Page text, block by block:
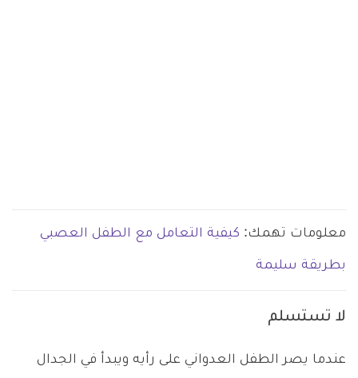
معلومات تهمك: كيفية التعامل مع الطفل العصبي
بطريقة سليمة
لا تستسلم
عندما يصر الطفل العدواني على رأيه ويبدأ في الجدال